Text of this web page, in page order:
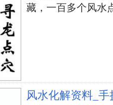
郭芬铃
藏，一百多个风水
风水化解资料_手